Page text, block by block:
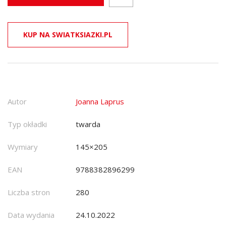
KUP NA SWIATKSIAZKI.PL
Autor Joanna Laprus
Typ okładki twarda
Wymiary 145×205
EAN 9788382896299
Liczba stron 280
Data wydania 24.10.2022